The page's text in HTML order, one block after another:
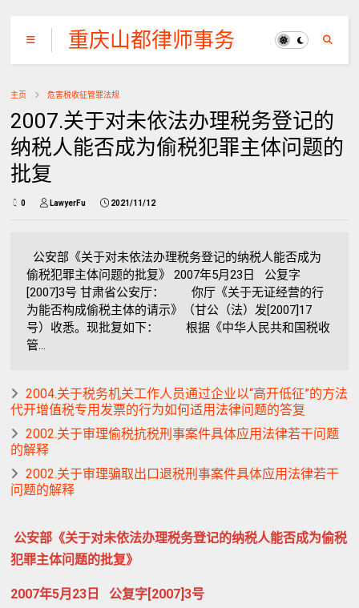
重庆山都律师事务
所
主页 危害税收征管罪法规
2007.关于对未依法办理税务登记的
纳税人能否成为偷税犯罪主体问题的
批复
0 LawyerFu 2021/11/12
公安部《关于对未依法办理税务登记的纳税人能否成为
偷税犯罪主体问题的批复》 2007年5月23日 公复字
[2007]3号 甘肃省公安厅： 你厅《关于无证经营的行
为能否构成偷税主体的请示》（甘公（法）发[2007]17
号）收悉。现批复如下： 根据《中华人民共和国税收
管...
2004.关于税务机关工作人员通过企业以“高开低征”的方法
代开增值税专用发票的行为如何适用法律问题的答复
2002.关于审理偷税抗税刑事案件具体应用法律若干问题
的解释
2002.关于审理骗取出口退税刑事案件具体应用法律若干
问题的解释
公安部《关于对未依法办理税务登记的纳税人能否成为偷税
犯罪主体问题的批复》
2007年5月23日 公复字[2007]3号